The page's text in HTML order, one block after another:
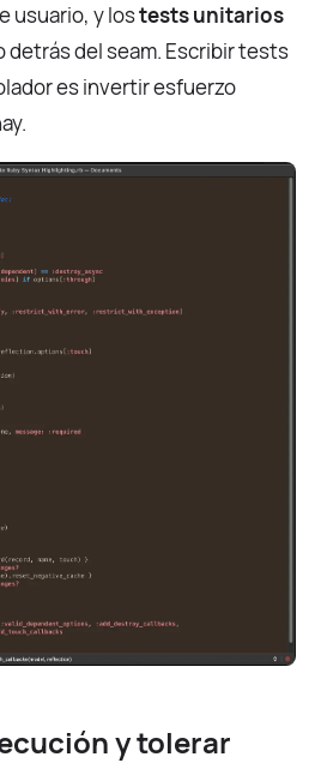
usuario, y lostests unitarios
detrás del seam. Escribir tests
es invertir esfuerzo
y tolerar